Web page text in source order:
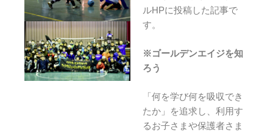
ルHPに投稿した記事で
す。
※ゴールデンエイジを知
ろう
「何を学び何を吸収でき
たか」を追求し、利用す
るお子さまや保護者さま